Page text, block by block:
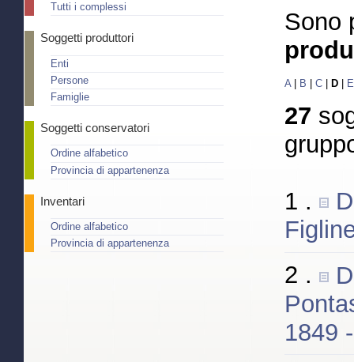
Tutti i complessi
Soggetti produttori
Enti
Persone
Famiglie
Soggetti conservatori
Ordine alfabetico
Provincia di appartenenza
Inventari
Ordine alfabetico
Provincia di appartenenza
Sono
A| B C D E
27
1 .
2 .
1849